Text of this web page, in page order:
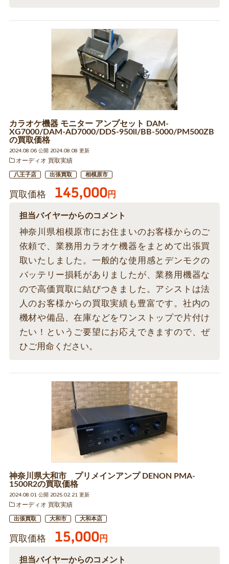
カラオケ機器 モニター アンプセット DAM-
XG7000/DAM-AD7000/DDS-950ll/BB-5000/PM500ZB
の買取価格
2024.08.06 公開 2024.08.08 更新
オーディオ 買取実績
八王子店 出張買取 相模原市
買取価格 145,000円
担当バイヤーからのコメント
神奈川県相模原市にお住まいのお客様からのご
依頼で、業務用カラオケ機器をまとめて出張買
取いたしました。一般的な使用感とデンモクの
バッテリー損耗がありましたが、業務用機器な
ので高価買取に結びつきました。アシストは法
人のお客様からの買取実績も豊富です。社内の
機材や備品、在庫などをワンストップで片付け
たい！というご要望にお応えできますので、ぜ
ひご用命ください。
神奈川県大和市 プリメインアンプ DENON PMA-
1500R2の買取価格
2024.08.01 公開 2025.02.21 更新
オーディオ 買取実績
出張買取 大和市 大和本店
買取価格 15,000円
担当バイヤーからのコメント